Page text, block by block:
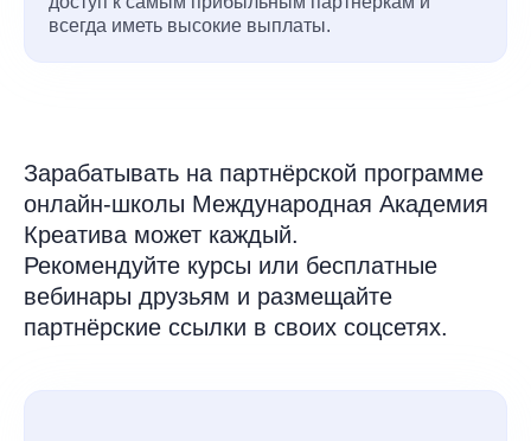
всегда иметь высокие выплаты.
Зарабатывать на партнёрской программе
онлайн-школы Международная Академия
Креатива может каждый.
Рекомендуйте курсы или бесплатные
вебинары друзьям и размещайте
партнёрские ссылки в своих соцсетях.